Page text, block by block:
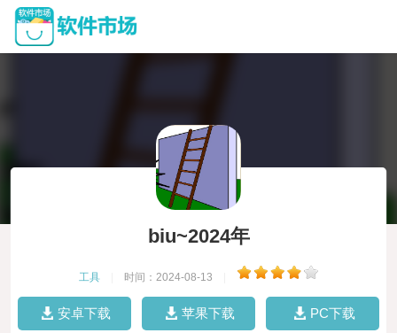
biu~2024年
工具 时间：2024-08-13
安卓下载 苹果下载 PC下载